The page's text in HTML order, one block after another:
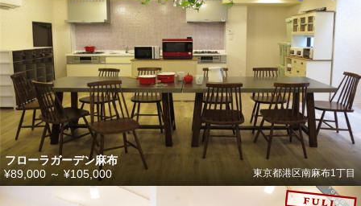
フローラガーデン麻布
東京都港区南麻布1丁目
¥89,000 ～ ¥105,000